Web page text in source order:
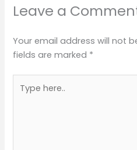
Leave a
Your email address will not
fields are marked *
here..